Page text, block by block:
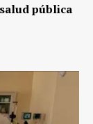
pública